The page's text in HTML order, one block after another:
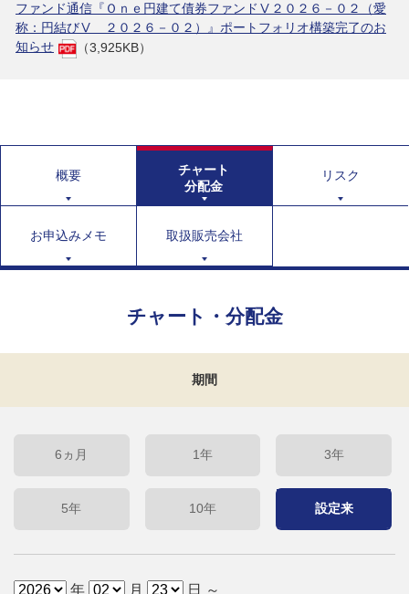
ファンド通信『Ｏｎｅ円建て債券ファンドⅤ２０２６－０２（愛
称：円結びⅤ ２０２６－０２）』ポートフォリオ構築完了のお
知らせ
（3,925KB）
概要
チャート
分配金
リスク
お申込みメモ 取扱販売会社
チャート・分配金
期間
6ヵ月 1年 3年
5年 10年 設定来
年 月 日 ～